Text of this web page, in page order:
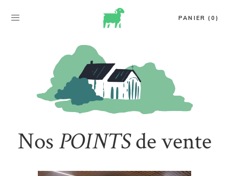
PANIER (0)
Nos POINTSde vente